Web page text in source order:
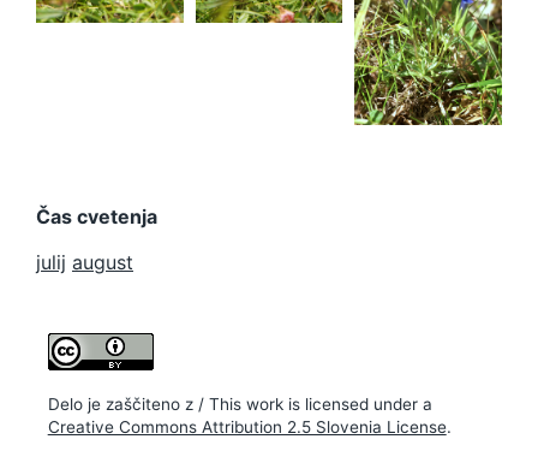
Čas cvetenja
julij august
Delo je zaščiteno z / This work is licensed under a
Creative Commons Attribution 2.5 Slovenia License.